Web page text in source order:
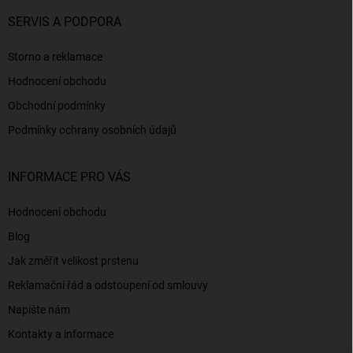
SERVIS A PODPORA
Storno a reklamace
Hodnocení obchodu
Obchodní podmínky
Podmínky ochrany osobních údajů
INFORMACE PRO VÁS
Hodnocení obchodu
Blog
Jak změřit velikost prstenu
Reklamační řád a odstoupení od smlouvy
Napište nám
Kontakty a informace